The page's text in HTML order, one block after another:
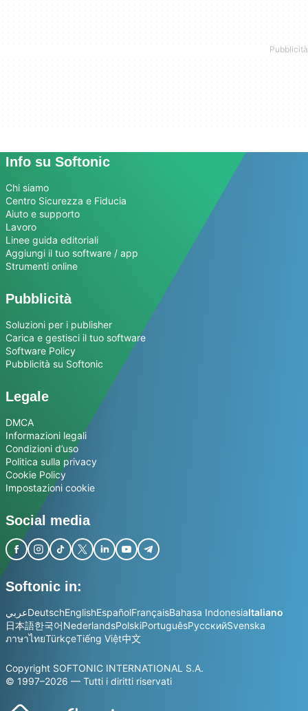
Info su Softonic
Chi siamo
Centro Sicurezza e Fiducia
Aiuto e supporto
Lavoro
Linee guida editoriali
Aggiungi il tuo software / app
Strumenti online
Pubblicità
Soluzioni per i publisher
Carica e gestisci il tuo software
Software Policy
Pubblicità su Softonic
Legale
DMCA
Informazioni legali
Condizioni d’uso
Politica sulla privacy
Cookie Policy
Impostazioni cookie
Social media
Softonic in:
عربيDeutschEnglishEspañolFrançaisBahasa IndonesiaItaliano
日本語한국어NederlandsPolskiPortuguêsРусскийSvenska
ภาษาไทยTürkçeTiếng Việt中文
Copyright SOFTONIC INTERNATIONAL S.A.
© 1997–2026 — Tutti i diritti riservati